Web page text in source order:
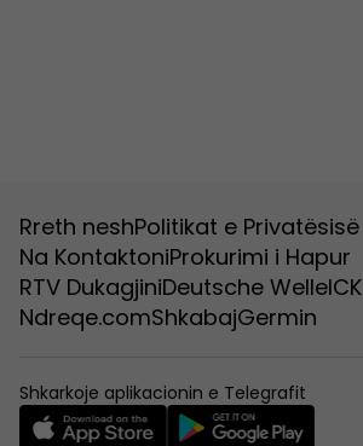
Rreth neshPolitikat e Privatësisë
Na KontaktoniProkurimi i Hapur
RTV DukagjiniDeutsche WelleICK
Ndreqe.comShkabajGermin
Shkarkoje aplikacionin e Telegrafit